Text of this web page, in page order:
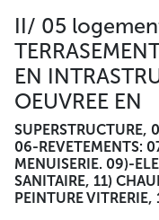
II/ 05
EN
OEUVREE EN
06-REVETEMENTS:
MENUISERIE. 09)-
SANITAIRE, 11)
PEINTURE VITRERIE,